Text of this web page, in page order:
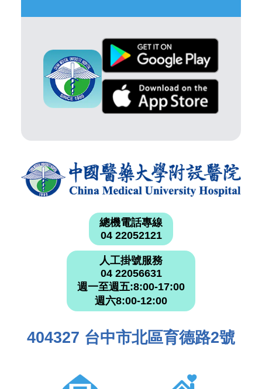
總機電話專線
04 22052121
人工掛號服務
04 22056631
週一至週五:8:00-17:00
週六8:00-12:00
404327 台中市北區育德路2號